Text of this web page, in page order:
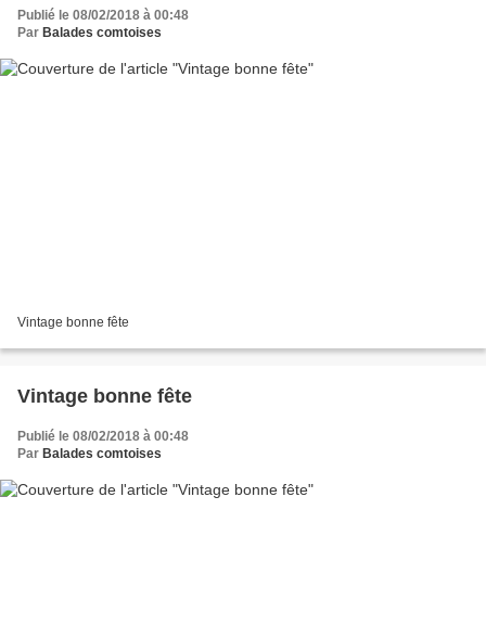
Publié le 08/02/2018 à 00:48
Par Balades comtoises
Vintage bonne fête
Vintage bonne fête
Publié le 08/02/2018 à 00:48
Par Balades comtoises